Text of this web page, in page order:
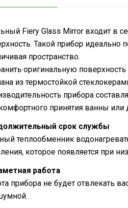
Fiery Glass Mirror входит в
Такой прибор
пространство.
оригинальную
из термостойкой
прибора
принятия ванны или
срок службы
теплообменник
которое появляется при
работа
прибора не будет отвлекать